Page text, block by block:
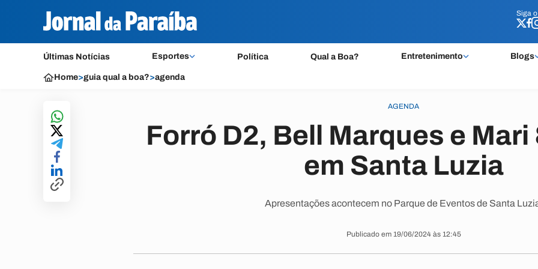
Siga o
Últimas Notícias Esportes Política Qual a Boa? Entretenimento Blogs
Siga o
Home>guia qual a boa?>agenda
AGENDA
Forró D2, Bell Marques e Mari
em Santa Luzia
Apresentações acontecem no Parque de Eventos de Santa
Publicado em 19/06/2024 às 12:45